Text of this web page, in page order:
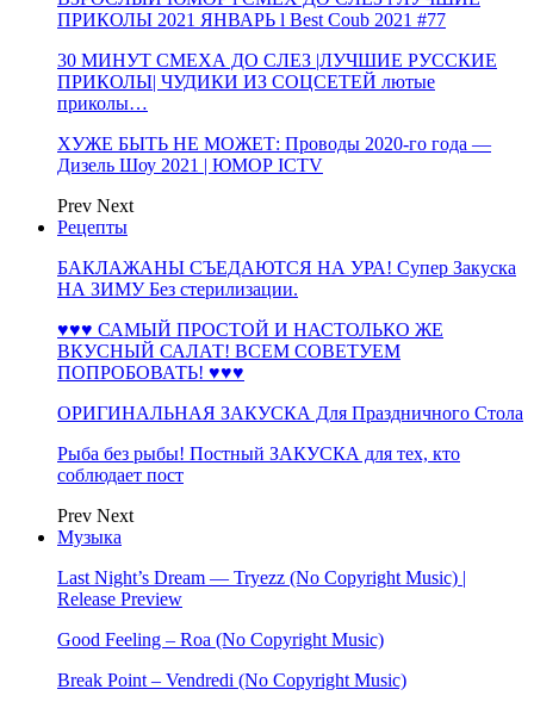
ПРИКОЛЫ 2021 ЯНВАРЬ l Best Coub 2021 #77
30 МИНУТ СМЕХА ДО СЛЕЗ |ЛУЧШИЕ РУССКИЕ
ПРИКОЛЫ| ЧУДИКИ ИЗ СОЦСЕТЕЙ лютые
приколы…
ХУЖЕ БЫТЬ НЕ МОЖЕТ: Проводы 2020-го года —
Дизель Шоу 2021 | ЮМОР ICTV
Prev Next
Рецепты
БАКЛАЖАНЫ СЪЕДАЮТСЯ НА УРА! Супер Закуска
НА ЗИМУ Без стерилизации.
♥♥♥ САМЫЙ ПРОСТОЙ И НАСТОЛЬКО ЖЕ
ВКУСНЫЙ САЛАТ! ВСЕМ СОВЕТУЕМ
ПОПРОБОВАТЬ! ♥♥♥
ОРИГИНАЛЬНАЯ ЗАКУСКА Для Праздничного Стола
Рыба без рыбы! Постный ЗАКУСКА для тех, кто
соблюдает пост
Prev Next
Музыка
Last Night’s Dream — Tryezz (No Copyright Music) |
Release Preview
Good Feeling – Roa (No Copyright Music)
Break Point – Vendredi (No Copyright Music)